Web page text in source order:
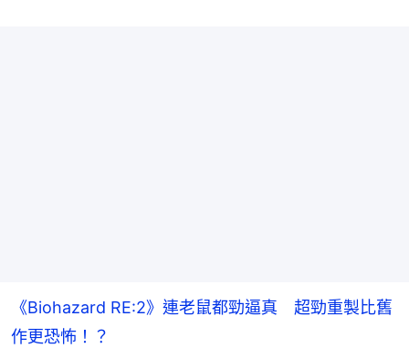
《Biohazard RE:2》連老鼠都勁逼真 超勁重製比舊
作更恐怖！？